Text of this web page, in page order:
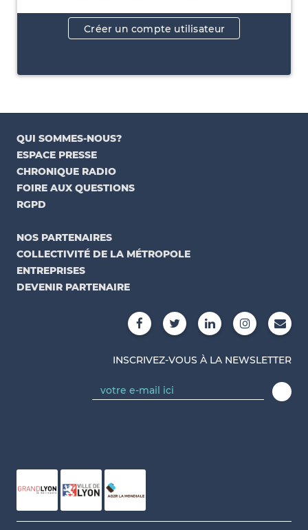
Créer un compte utilisateur
QUI SOMMES-NOUS?
ESPACE PRESSE
CHRONIQUE RADIO
FOIRE AUX QUESTIONS
RGPD
NOS PARTENAIRES
COLLECTIVITÉ DE LA MÉTROPOLE
ENTREPRISES
DEVENIR PARTENAIRE
INSCRIVEZ-VOUS À LA NEWSLETTER